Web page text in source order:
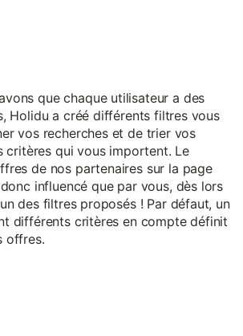
que chaque utilisateur a des
Holidu a créé différents filtres vous
vos recherches et de trier vos
critères qui vous importent. Le
de nos partenaires sur la page
influencé que par vous, dès lors
des filtres proposés ! Par défaut, un
différents critères en compte définit
offres.